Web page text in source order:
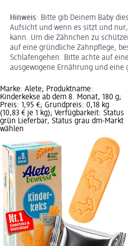
Hinweis: Bitte gib Deinem Baby
Aufsicht und wenn es sitzt und
kann. Um die Zähnchen zu
auf eine gründliche Zahnpflege,
Schlafengehen. Bitte achte auf
ausgewogene Ernährung und eine
Marke: Alete; Produktname:
Kinderkekse ab dem 8. Monat, 180 g;
Preis: 1,95 €; Grundpreis: 0,18 kg
(10,83 € je 1 kg); Verfügbarkeit: Status
grün Lieferbar, Status grau dm-Markt
wählen